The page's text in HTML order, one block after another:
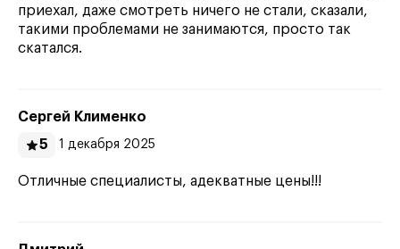
приехал, даже смотреть ничего не стали, сказали,
такими проблемами не занимаются, просто так
скатался.
Сергей Клименко
5
1 декабря 2025
Отличные специалисты, адекватные цены!!!